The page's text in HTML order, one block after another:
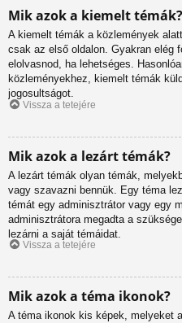
Mik azok a kiemelt témák?
A kiemelt témák a közlemények
csak az első oldalon. Gyakran elég
elolvasnod, ha lehetséges.
közleményekhez, kiemelt témák
jogosultságot.
Vissza a tetejére
Mik azok a lezárt témák?
A lezárt témák olyan témák,
vagy szavazni bennük. Egy téma
témát egy adminisztrátor vagy egy
adminisztrátora megadta a
lezárni a saját témáidat.
Vissza a tetejére
Mik azok a téma ikonok?
A téma ikonok kis képek, melyeket